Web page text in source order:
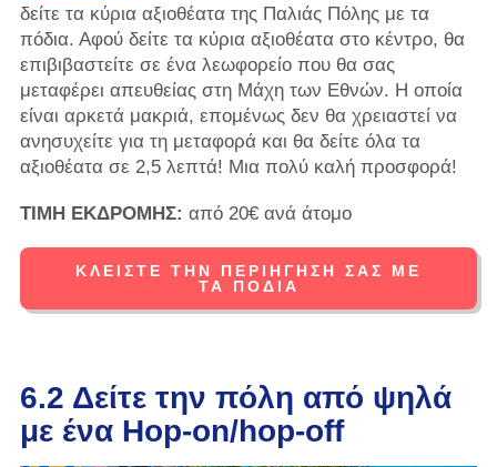
δείτε τα κύρια αξιοθέατα της Παλιάς Πόλης με τα
πόδια. Αφού δείτε τα κύρια αξιοθέατα στο κέντρο, θα
επιβιβαστείτε σε ένα λεωφορείο που θα σας
μεταφέρει απευθείας στη Μάχη των Εθνών. Η οποία
είναι αρκετά μακριά, επομένως δεν θα χρειαστεί να
ανησυχείτε για τη μεταφορά και θα δείτε όλα τα
αξιοθέατα σε 2,5 λεπτά! Μια πολύ καλή προσφορά!
ΤΙΜΗ ΕΚΔΡΟΜΗΣ: από 20€ ανά άτομο
ΚΛΕΊΣΤΕ ΤΗΝ ΠΕΡΙΉΓΗΣΉ ΣΑΣ ΜΕ
ΤΑ ΠΌΔΙΑ
6.2 Δείτε την πόλη από ψηλά
με ένα Hop-on/hop-off